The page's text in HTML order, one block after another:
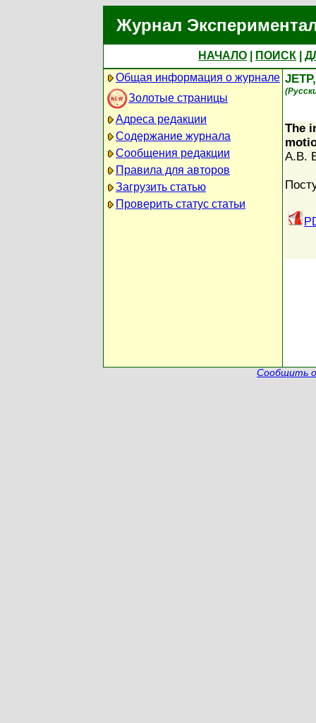
Журнал
НАЧАЛО ПОИСК
Общая информация о журнале
Золотые страницы
Адреса редакции
Содержание журнала
Сообщения редакции
Правила для авторов
Загрузить статью
Проверить статус статьи
The
A.B.
Сообщить о